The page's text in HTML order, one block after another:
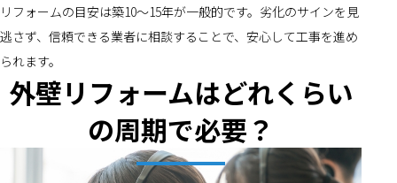
リフォームの目安は築10～15年が一般的です。劣化のサインを見
逃さず、信頼できる業者に相談することで、安心して工事を進め
られます。
外壁リフォームはどれくらい
の周期で必要？